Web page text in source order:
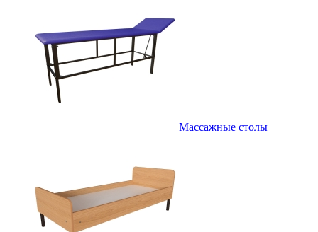
Массажные столы